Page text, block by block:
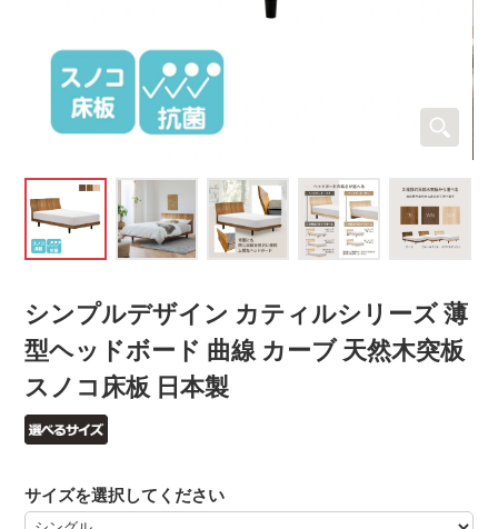
シンプルデザイン カティルシリーズ 薄
型ヘッドボード 曲線 カーブ 天然木突板
スノコ床板 日本製
サイズを選択してください